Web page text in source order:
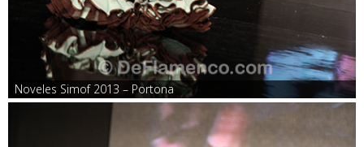
Noveles Simof 2013 – Portona